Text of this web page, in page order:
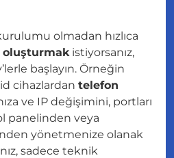
olmadan hızlıca
oluşturmakistiyorsanız,
başlayın. Örneğin
cihazlardan telefon
ve IP değişimini, portları
panelinden veya
yönetmenize olanak
sadece teknik